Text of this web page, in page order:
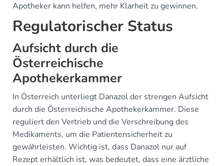
Apotheker kann helfen, mehr Klarheit zu gewinnen.
Regulatorischer Status
Aufsicht durch die
Österreichische
Apothekerkammer
In Österreich unterliegt Danazol der strengen Aufsicht
durch die Österreichische Apothekerkammer. Diese
reguliert den Vertrieb und die Verschreibung des
Medikaments, um die Patientensicherheit zu
gewährleisten. Wichtig ist, dass Danazol nur auf
Rezept erhältlich ist, was bedeutet, dass eine ärztliche